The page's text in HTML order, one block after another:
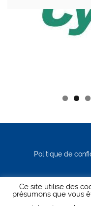
Politique de
Ce site utilise des
présumons que vous